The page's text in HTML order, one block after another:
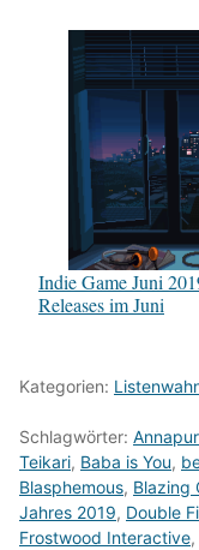
Indie Game Juni
Releases im Juni
Kategorien:
Schlagwörter:
Teikari, Baba is You,
Blasphemous, Blazing
Jahres 2019, Double
Frostwood Interactive,